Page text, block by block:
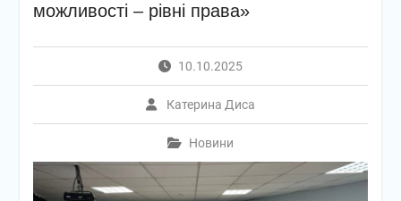
можливості – рівні права»
10.10.2025
Катерина Диса
Новини